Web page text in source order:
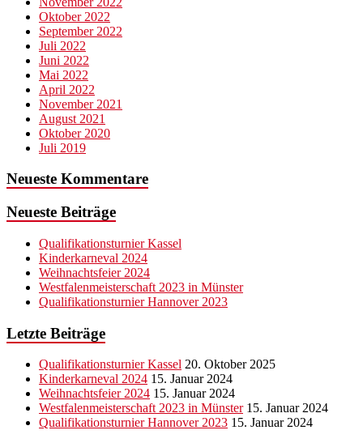
Oktober 2022
September 2022
Juli 2022
Juni 2022
Mai 2022
April 2022
November 2021
August 2021
Oktober 2020
Juli 2019
Neueste Kommentare
Neueste Beiträge
Qualifikationsturnier Kassel
Kinderkarneval 2024
Weihnachtsfeier 2024
Westfalenmeisterschaft 2023 in Münster
Qualifikationsturnier Hannover 2023
Letzte Beiträge
Qualifikationsturnier Kassel 20. Oktober 2025
Kinderkarneval 2024 15. Januar 2024
Weihnachtsfeier 2024 15. Januar 2024
Westfalenmeisterschaft 2023 in Münster 15. Januar 2024
Qualifikationsturnier Hannover 2023 15. Januar 2024